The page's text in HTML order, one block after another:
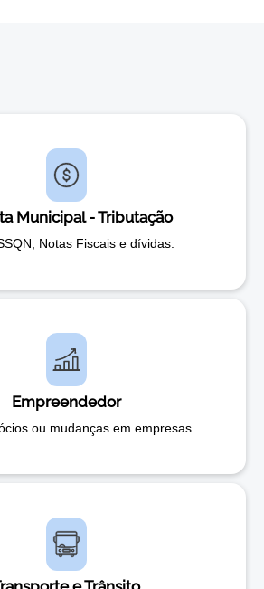
Municipal - Tributação
Notas Fiscais e dívidas.
Empreendedor
ou mudanças em empresas.